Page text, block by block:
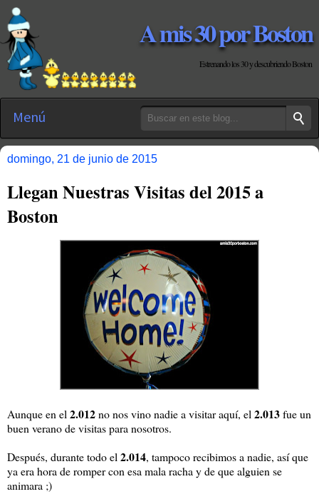
A mis 30 por Boston
Estrenando los 30 y descubriendo Boston
Menú
domingo, 21 de junio de 2015
Llegan Nuestras Visitas del 2015 a
Boston
Aunque en el 2.012no nos vino nadie a visitar aquí, el 2.013fue un
buen verano de visitas para nosotros.
Después, durante todo el 2.014, tampoco recibimos a nadie, así que
ya era hora de romper con esa mala racha y de que alguien se
animara ;)